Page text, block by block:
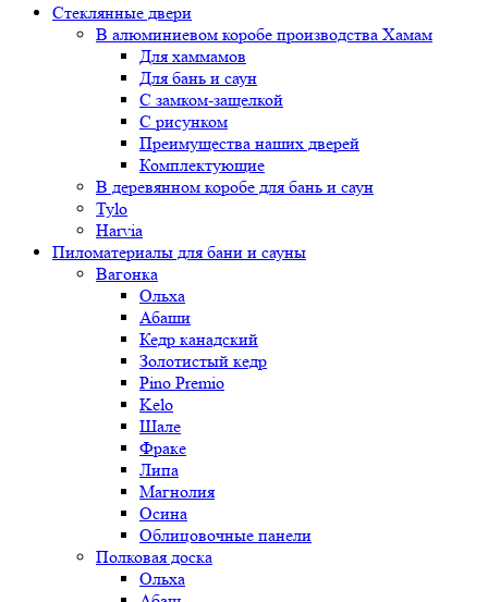
Стеклянные двери
В алюминиевом коробе производства Хамам
Для хаммамов
Для бань и саун
С замком-защелкой
С рисунком
Преимущества наших дверей
Комплектующие
В деревянном коробе для бань и саун
Tylo
Harvia
Пиломатериалы для бани и сауны
Вагонка
Ольха
Абаши
Кедр канадский
Золотистый кедр
Pino Premio
Kelo
Шале
Фраке
Липа
Магнолия
Осина
Облицовочные панели
Полковая доска
Ольха